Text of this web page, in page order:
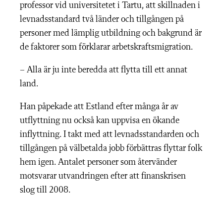
professor vid universitetet i Tartu, att skillnaden i
levnadsstandard två länder och tillgången på
personer med lämplig utbildning och bakgrund är
de faktorer som förklarar arbetskraftsmigration.
– Alla är ju inte beredda att flytta till ett annat
land.
Han påpekade att Estland efter många år av
utflyttning nu också kan uppvisa en ökande
inflyttning. I takt med att levnadsstandarden och
tillgången på välbetalda jobb förbättras flyttar folk
hem igen. Antalet personer som återvänder
motsvarar utvandringen efter att finanskrisen
slog till 2008.